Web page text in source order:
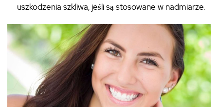
uszkodzenia szkliwa, jeśli są stosowane w nadmiarze.